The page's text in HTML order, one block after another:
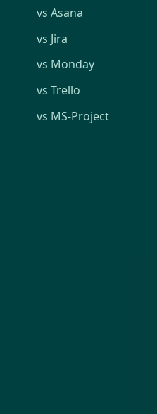
vs Asana
vs Jira
vs Monday
vs Trello
vs MS-Project